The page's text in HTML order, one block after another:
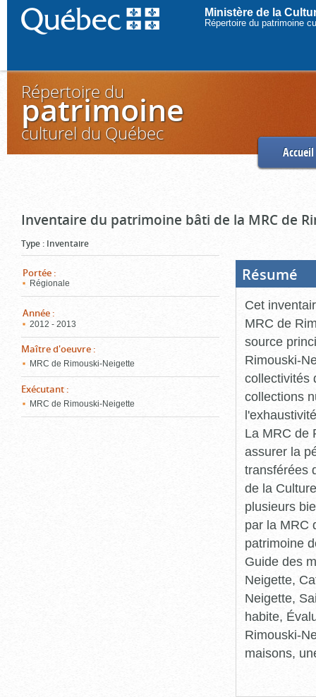
Ministère de la
Répertoire du patrimoine
Répertoire du
patrimoine
culturel du Québec
Accueil
Inventaire du patrimoine bâti de la MRC de
Type : Inventaire
Portée :
Régionale
Année :
2012 - 2013
Maître d'oeuvre :
MRC de Rimouski-Neigette
Exécutant :
MRC de Rimouski-Neigette
Résumé
Cet
MRC de
source
Rimouski-
collectivités
collections
La MRC de
assurer la
transférées
de la
plusieurs
par la MRC
patrimoine
Guide des
Neigette,
Neigette,
habite,
Rimouski-
maisons,